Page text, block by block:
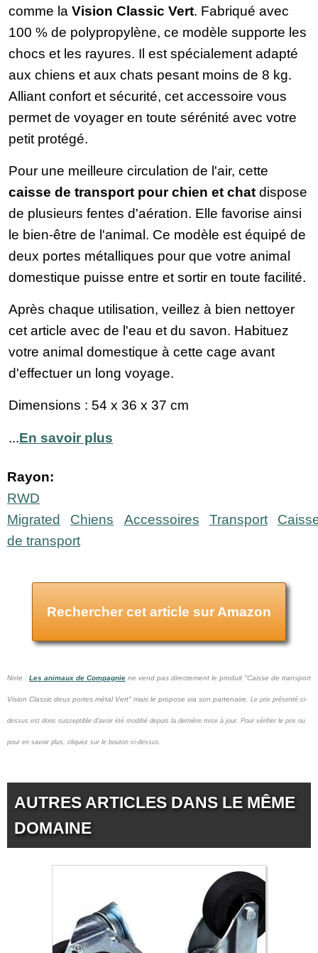
comme la Vision Classic Vert. Fabriqué avec
100 % de polypropylène, ce modèle supporte les
chocs et les rayures. Il est spécialement adapté
aux chiens et aux chats pesant moins de 8 kg.
Alliant confort et sécurité, cet accessoire vous
permet de voyager en toute sérénité avec votre
petit protégé.
Pour une meilleure circulation de l'air, cette
caisse de transport pour chien et chat dispose
de plusieurs fentes d'aération. Elle favorise ainsi
le bien-être de l'animal. Ce modèle est équipé de
deux portes métalliques pour que votre animal
domestique puisse entre et sortir en toute facilité.
Après chaque utilisation, veillez à bien nettoyer
cet article avec de l'eau et du savon. Habituez
votre animal domestique à cette cage avant
d'effectuer un long voyage.
Dimensions : 54 x 36 x 37 cm
...En savoir plus
Rayon:
RWD
Migrated
Chiens Accessoires Transport
de transport
Rechercher cet article sur Amazon
Note : Les animaux de Compagnie ne vend pas directement le produit "Caisse de transport
Vision Classic deux portes métal Vert" mais le propose via son partenaire. Le prix présenté ci-
dessus est donc susceptible d'avoir été modifié depuis la dernière mise à jour. Pour vérifier le prix ou
pour en savoir plus, cliquez sur le bouton ci-dessus.
AUTRES ARTICLES DANS LE MÊME
DOMAINE